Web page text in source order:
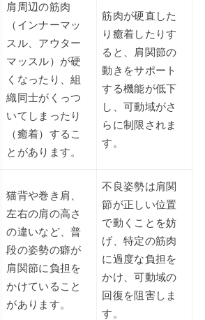
肩周辺の筋肉
（インナーマッ
スル、アウター
マッスル）が硬
くなったり、組
織同士がくっつ
いてしまったり
（癒着）するこ
とがあります。
筋肉が硬直した
り癒着したりす
ると、肩関節の
動きをサポート
する機能が低下
し、可動域がさ
らに制限されま
す。
猫背や巻き肩、
左右の肩の高さ
の違いなど、普
段の姿勢の癖が
肩関節に負担を
かけていること
があります。
不良姿勢は肩関
節が正しい位置
で動くことを妨
げ、特定の筋肉
に過度な負担を
かけ、可動域の
回復を阻害しま
す。